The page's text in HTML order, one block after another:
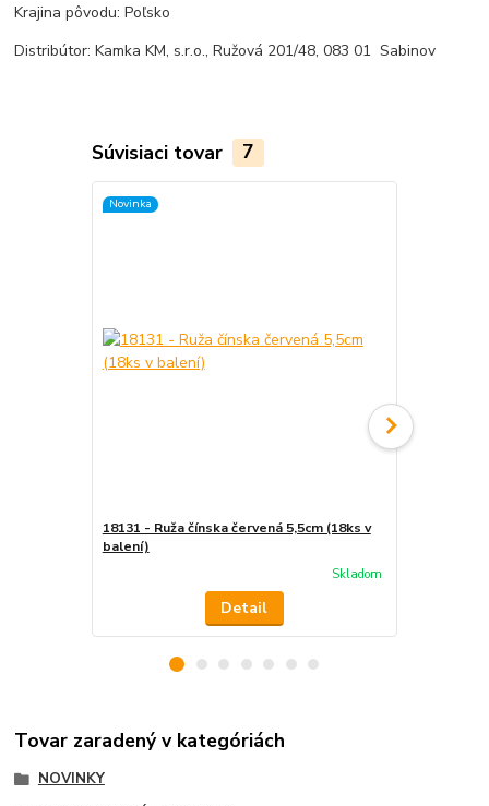
Krajina pôvodu: Poľsko
Distribútor: Kamka KM, s.r.o., Ružová 201/48, 083 01 Sabinov
Súvisiaci tovar 7
Novinka
18131 - Ruža čínska červená 5,5cm (18ks v
balení)
Skladom
Detail
Tovar zaradený v kategóriách
NOVINKY